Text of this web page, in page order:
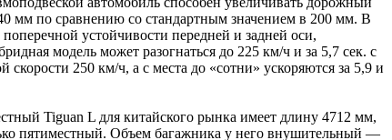
мм по сравнению со стандартным значением в 200 мм. В
устойчивости передней и задней оси,
модель может разогнаться до 225 км/ч и за 5,7 сек. с
250 км/ч, а с места до «сотни» ускоряются за 5,9 и
Tiguan L для китайского рынка имеет длину 4712 мм,
пятиместный. Объем багажника у него внушительный —